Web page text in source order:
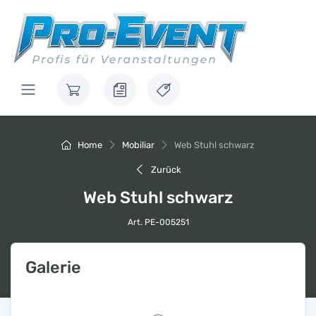
Home Mobiliar Web Stuhl schwarz
Zurück
Web Stuhl schwarz
Art. PE-005251
Galerie